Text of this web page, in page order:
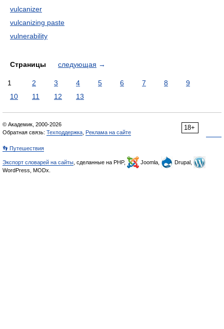
vulcanizer
vulcanizing paste
vulnerability
Страницы следующая →
1 2 3 4 5 6 7 8
9
10
11 12 13
18+
© Академик, 2000-2026
Обратная связь: Техподдержка Реклама на сайте
👣 Путешествия
Экспорт словарей на сайты , сделанные на PHP, Joomla,
Drupal,
WordPress, MODx.